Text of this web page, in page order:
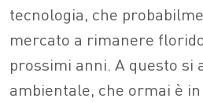
tecnologia, che
mercato a rimanere
prossimi anni. A questo si
ambientale, che ormai è